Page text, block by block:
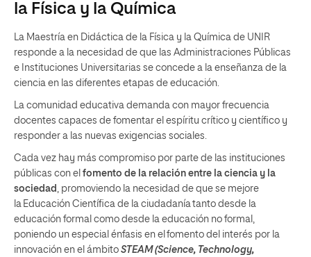
la Física y la Química
La Maestría en Didáctica de la Física y la Química de UNIR
responde a la necesidad de que las Administraciones Públicas
e Instituciones Universitarias se concede a la enseñanza de la
ciencia en las diferentes etapas de educación.
La comunidad educativa demanda con mayor frecuencia
docentes capaces de fomentar el espíritu crítico y científico y
responder a las nuevas exigencias sociales.
Cada vez hay más compromiso por parte de las instituciones
públicas con el fomento de la relación entre la ciencia y la
sociedad, promoviendo la necesidad de que se mejore
la Educación Científica de la ciudadanía tanto desde la
educación formal como desde la educación no formal,
poniendo un especial énfasis en el fomento del interés por la
innovación en el ámbito STEAM (Science, Technology,